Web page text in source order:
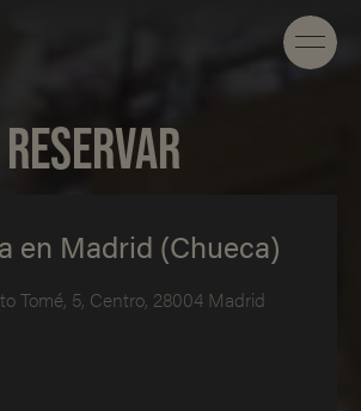
RESERVAR
en Madrid (Chueca)
Tomé, 5, Centro, 28004 Madrid